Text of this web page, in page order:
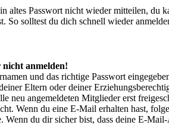
Passwort nicht wieder mitteilen, du
So solltest du dich schnell wieder
anmelden!
und das richtige Passwort
Eltern oder deiner
neu angemeldeten Mitglieder erst
Wenn du eine E-Mail erhalten hast,
du dir sicher bist, dass deine E-